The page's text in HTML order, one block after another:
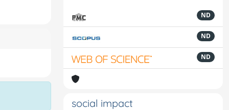
ND
ND
ND
social impact